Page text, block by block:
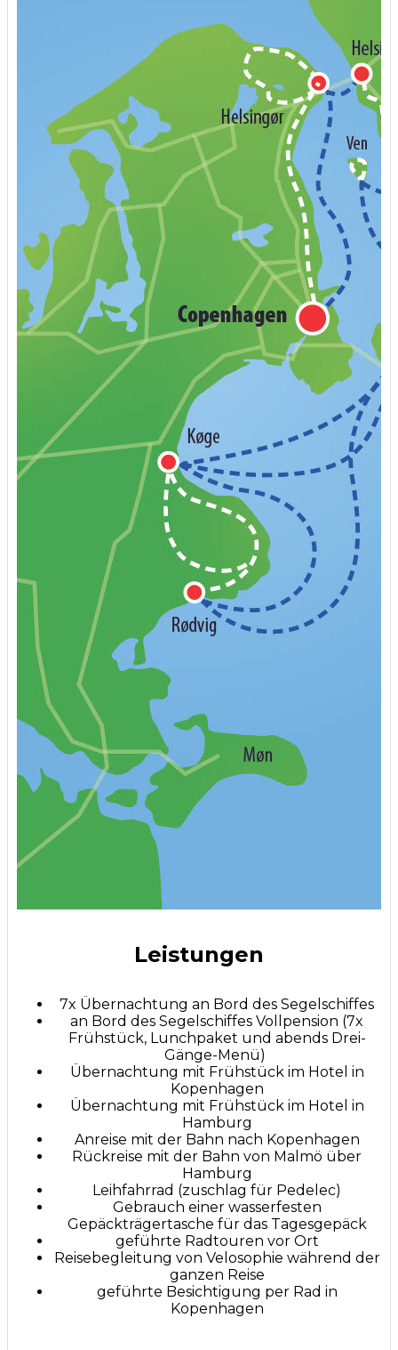
Leistungen
7x Übernachtung an Bord des Segelschiffes
an Bord des Segelschiffes Vollpension (7x
Frühstück, Lunchpaket und abends Drei-
Gänge-Menü)
Übernachtung mit Frühstück im Hotel in
Kopenhagen
Übernachtung mit Frühstück im Hotel in
Hamburg
Anreise mit der Bahn nach Kopenhagen
Rückreise mit der Bahn von Malmö über
Hamburg
Leihfahrrad (zuschlag für Pedelec)
Gebrauch einer wasserfesten
Gepäckträgertasche für das Tagesgepäck
geführte Radtouren vor Ort
Reisebegleitung von Velosophie während der
ganzen Reise
geführte Besichtigung per Rad in
Kopenhagen